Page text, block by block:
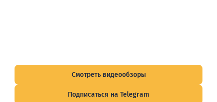
Смотреть видеообзоры
Подписаться на Telegram